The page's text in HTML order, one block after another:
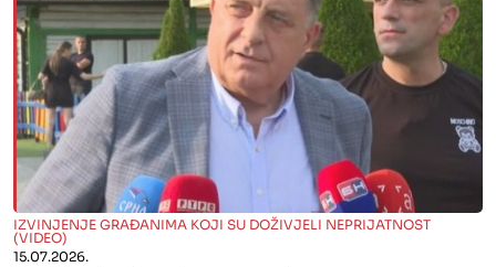
" alt="">
IZVINJENJE GRAĐANIMA KOJI SU DOŽIVJELI NEPRIJATNOST
(VIDEO)
15.07.2026.